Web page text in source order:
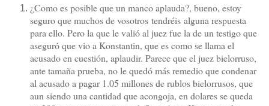
¿Como es posible que un manco aplauda?, bueno, estoy
seguro que muchos de vosotros tendréis alguna respuesta
para ello. Pero la que le valió al juez fue la de un testigo que
aseguró que vio a Konstantin, que es como se llama el
acusado en cuestión, aplaudir. Parece que el juez bielorruso,
ante tamaña prueba, no le quedó más remedio que condenar
al acusado a pagar 1.05 millones de rublos bielorrusos, que
aun siendo una cantidad que acongoja, en dolares se queda